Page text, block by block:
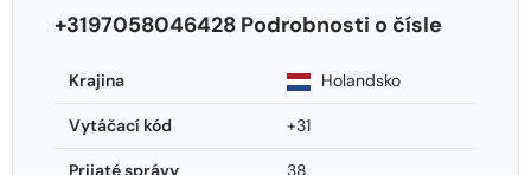
+3197058046428 Podrobnosti o čísle
Krajina Holandsko
Vytáčací kód +31
Prijaté správy 38